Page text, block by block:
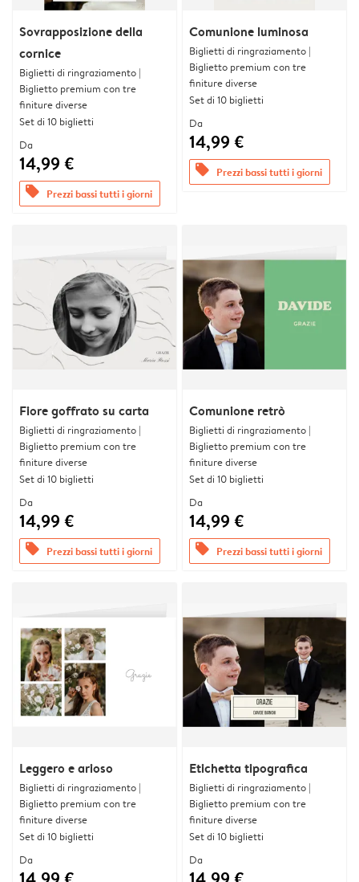
Sovrapposizione della
cornice
Biglietti di ringraziamento |
Biglietto premium con tre
finiture diverse
Set di 10 biglietti
Da
14,99 €
offers Prezzi bassi tutti i giorni
Comunione luminosa
Biglietti di ringraziamento |
Biglietto premium con tre
finiture diverse
Set di 10 biglietti
Da
14,99 €
offers Prezzi bassi tutti i giorni
Fiore goffrato su carta
Biglietti di ringraziamento |
Biglietto premium con tre
finiture diverse
Set di 10 biglietti
Da
14,99 €
offers Prezzi bassi tutti i giorni
Comunione retrò
Biglietti di ringraziamento |
Biglietto premium con tre
finiture diverse
Set di 10 biglietti
Da
14,99 €
offers Prezzi bassi tutti i giorni
Leggero e arioso
Biglietti di ringraziamento |
Biglietto premium con tre
finiture diverse
Set di 10 biglietti
Da
Etichetta tipografica
Biglietti di ringraziamento |
Biglietto premium con tre
finiture diverse
Set di 10 biglietti
Da